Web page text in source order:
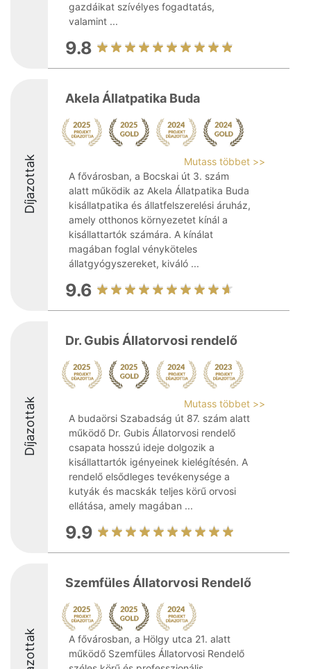
gazdáikat szívélyes fogadtatás,
valamint ...
9.8
Díjazottak
Akela Állatpatika Buda
Mutass többet >>
A fővárosban, a Bocskai út 3. szám
alatt működik az Akela Állatpatika Buda
kisállatpatika és állatfelszerelési áruház,
amely otthonos környezetet kínál a
kisállattartók számára. A kínálat
magában foglal vényköteles
állatgyógyszereket, kiváló ...
9.6
Díjazottak
Dr. Gubis Állatorvosi rendelő
Mutass többet >>
A budaörsi Szabadság út 87. szám alatt
működő Dr. Gubis Állatorvosi rendelő
csapata hosszú ideje dolgozik a
kisállattartók igényeinek kielégítésén. A
rendelő elsődleges tevékenysége a
kutyák és macskák teljes körű orvosi
ellátása, amely magában ...
9.9
Szemfüles Állatorvosi Rendelő
A fővárosban, a Hölgy utca 21. alatt
működő Szemfüles Állatorvosi Rendelő